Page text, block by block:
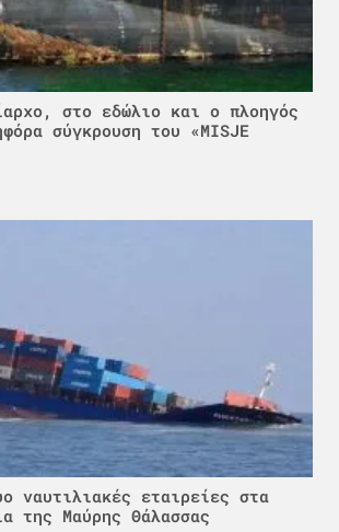
στο εδώλιο και ο πλοηγός
σύγκρουση του «MISJE
ναυτιλιακές εταιρείες στα
της Μαύρης Θάλασσας